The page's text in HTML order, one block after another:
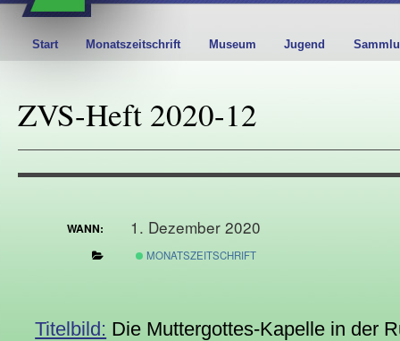
Start Monatszeitschrift Museum Jugend
ZVS-Heft 2020-12
WANN: 1. Dezember 2020
MONATSZEITSCHRIFT
Titelbild: Die Muttergottes-Kapelle in der